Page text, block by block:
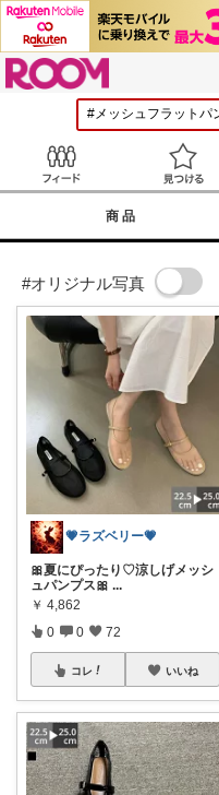
商品
#オリジナル写真
💗ラズベリー💗
🎀夏にぴったり♡涼しげメッシ
ュパンプス🎀 ...
￥ 4,862
0 0 72
コレ いいね